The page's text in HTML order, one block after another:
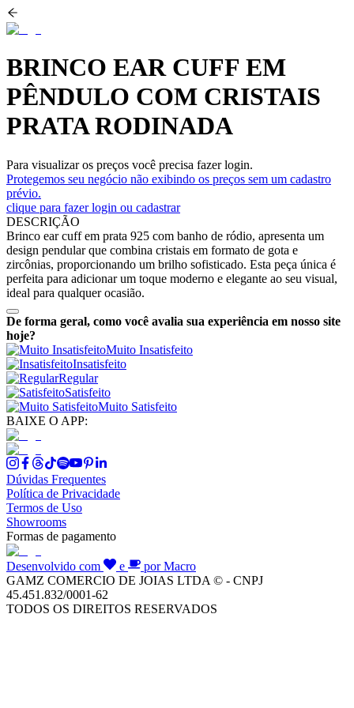
BRINCO EAR CUFF EM
PÊNDULO COM CRISTAIS
PRATA RODINADA
Para visualizar os preços você precisa fazer login.
Protegemos seu negócio não exibindo os preços sem um cadastro
prévio.
clique para fazer login ou cadastrar
DESCRIÇÃO
Brinco ear cuff em prata 925 com banho de ródio, apresenta um
design pendular que combina cristais em formato de gota e
zircônias, proporcionando um brilho sofisticado. Esta peça única é
perfeita para adicionar um toque moderno e elegante ao seu visual,
ideal para qualquer ocasião.
De forma geral, como você avalia sua experiência em nosso site
hoje?
Muito Insatisfeito
Insatisfeito
Regular
Satisfeito
Muito Satisfeito
BAIXE O APP:
Dúvidas Frequentes
Política de Privacidade
Termos de Uso
Showrooms
Formas de pagamento
Desenvolvido com e
por Macro
GAMZ COMERCIO DE JOIAS LTDA © - CNPJ
45.451.832/0001-62
TODOS OS DIREITOS RESERVADOS